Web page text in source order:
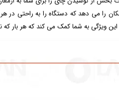
را می دهد که دستگاه را به راحتی در
ویژگی به شما کمک می کند که هر بار که